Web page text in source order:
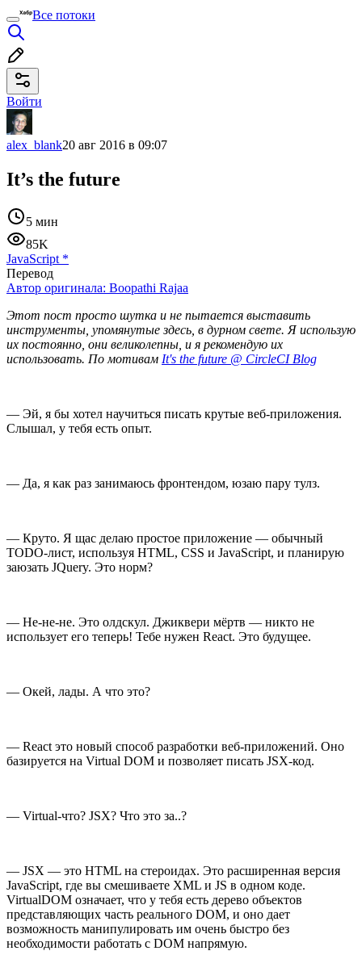
Все потоки
Войти
alex_blank20 авг 2016 в 09:07
It’s the future
5 мин
85K
JavaScript *
Перевод
Автор оригинала: Boopathi Rajaa
Этот пост просто шутка и не пытается выставить
инструменты, упомянутые здесь, в дурном свете. Я использую
их постоянно, они великолепны, и я рекомендую их
использовать. По мотивам It's the future @ CircleCI Blog
— Эй, я бы хотел научиться писать крутые веб-приложения.
Слышал, у тебя есть опыт.
— Да, я как раз занимаюсь фронтендом, юзаю пару тулз.
— Круто. Я щас делаю простое приложение — обычный
TODO-лист, используя HTML, CSS и JavaScript, и планирую
заюзать JQuery. Это норм?
— Не-не-не. Это олдскул. Джиквери мёртв — никто не
использует его теперь! Тебе нужен React. Это будущее.
— Окей, лады. А что это?
— React это новый способ разработки веб-приложений. Оно
базируется на Virtual DOM и позволяет писать JSX-код.
— Virtual-что? JSX? Что это за..?
— JSX — это HTML на стероидах. Это расширенная версия
JavaScript, где вы смешиваете XML и JS в одном коде.
VirtualDOM означает, что у тебя есть дерево объектов
представляющих часть реального DOM, и оно дает
возможность манипулировать им очень быстро без
необходимости работать с DOM напрямую.